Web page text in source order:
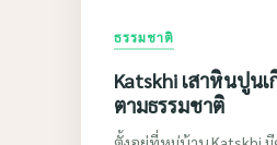
ธรรมชาติ
Katskhi เสาหินปูนเ
ตามธรรมชาติ